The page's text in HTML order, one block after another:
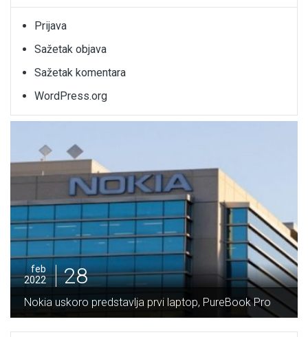
Prijava
Sažetak objava
Sažetak komentara
WordPress.org
feb
2022
28
Nokia uskoro predstavlja prvi laptop, PureBook Pro